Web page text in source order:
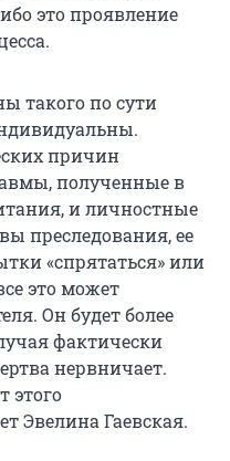
это проявление
такого по сути
причин
полученные в
и личностные
преследования, ее
«спрятаться» или
это может
Он будет более
фактически
нервничает.
этого
Эвелина Гаевская.